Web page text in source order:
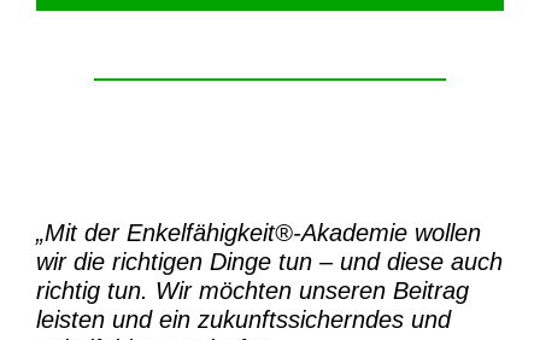
„Mit der Enkelfähigkeit®-Akademiewollen
wir die richtigen Dinge tun – und diese auch
richtig tun. Wir möchten unseren Beitrag
leisten und ein zukunftssicherndes und